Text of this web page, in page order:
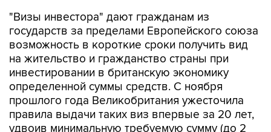
"Визы инвестора" дают гражданам из
государств за пределами Европейского союза
возможность в короткие сроки получить вид
на жительство и гражданство страны при
инвестировании в британскую экономику
определенной суммы средств. С ноября
прошлого года Великобритания ужесточила
правила выдачи таких виз впервые за 20 лет,
удвоив минимальную требуемую сумму (до 2